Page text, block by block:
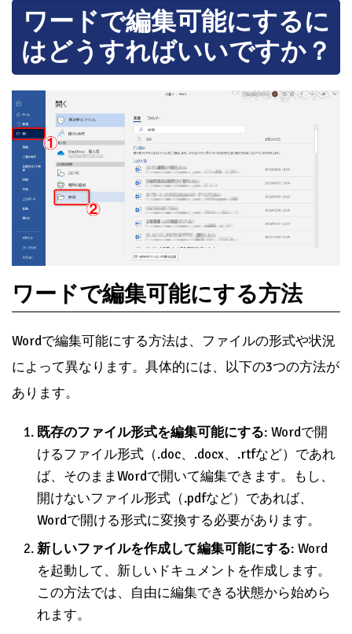
ワードで編集可能にするに
はどうすればいいですか？
ワードで編集可能にする方法
Wordで編集可能にする方法は、ファイルの形式や状況
によって異なります。具体的には、以下の3つの方法が
あります。
既存のファイル形式を編集可能にする: Wordで開
けるファイル形式（.doc、.docx、.rtfなど）であれ
ば、そのままWordで開いて編集できます。もし、
開けないファイル形式（.pdfなど）であれば、
Wordで開ける形式に変換する必要があります。
新しいファイルを作成して編集可能にする: Word
を起動して、新しいドキュメントを作成します。
この方法では、自由に編集できる状態から始めら
れます。